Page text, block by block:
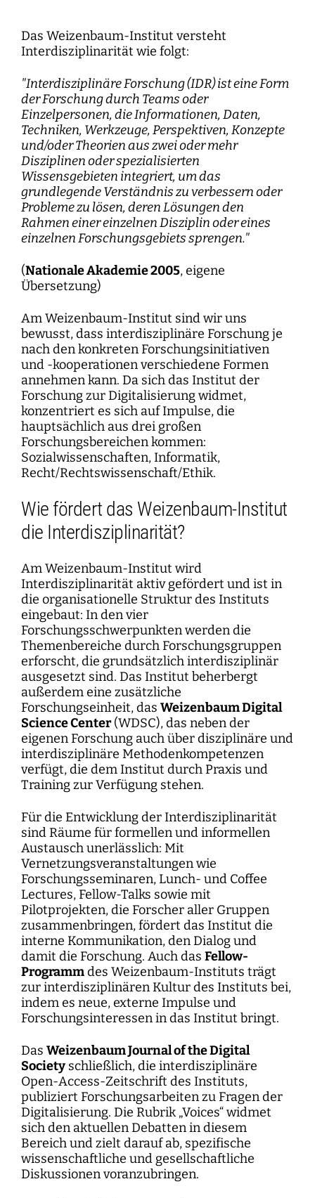
Dynamiken der digitalen Mobilisierung
Bildung für die digitale Welt
Digitalisierung und vernetzte Sicherheit
Sicherheit und Transparenz digitaler
Prozesse
Technik, Macht und Herrschaft
Metaforschung
Weizenbaum Panel
Methodenlab
FORSCHENDE
Forschende
Principal Investigators
Fellowships
WEITERE SEITEN
Forschungsprojekte
Open-Access-Publikationsfonds
Das Forschungsprogramm der Aufbauphase
Zusammenhalt in der vernetzten Gesellschaft
Policy Roundtables
Open-Access-Publikationsfonds
Institutsrat
Kuratorium
Beirat
Netzwerk
Transfer und Dialog
Kommunikation
Personal
Finanzen
IT
Stellenangebote
Presse
Newsletter
Das Weizenbaum-Institut versteht
Interdisziplinarität wie folgt:
"Interdisziplinäre Forschung (IDR) ist eine Form
der Forschung durch Teams oder
Einzelpersonen, die Informationen, Daten,
Techniken, Werkzeuge, Perspektiven, Konzepte
und/oder Theorien aus zwei oder mehr
Disziplinen oder spezialisierten
Wissensgebieten integriert, um das
grundlegende Verständnis zu verbessern oder
Probleme zu lösen, deren Lösungen den
Rahmen einer einzelnen Disziplin oder eines
einzelnen Forschungsgebiets sprengen."
(Nationale Akademie 2005, eigene
Übersetzung)
Am Weizenbaum-Institut sind wir uns
bewusst, dass interdisziplinäre Forschung je
nach den konkreten Forschungsinitiativen
und -kooperationen verschiedene Formen
annehmen kann. Da sich das Institut der
Forschung zur Digitalisierung widmet,
konzentriert es sich auf Impulse, die
hauptsächlich aus drei großen
Forschungsbereichen kommen:
Sozialwissenschaften, Informatik,
Recht/Rechtswissenschaft/Ethik.
Wie fördert das Weizenbaum-Institut
die Interdisziplinarität?
Am Weizenbaum-Institut wird
Interdisziplinarität aktiv gefördert und ist in
die organisationelle Struktur des Instituts
eingebaut: In den vier
Forschungsschwerpunkten werden die
Themenbereiche durch Forschungsgruppen
erforscht, die grundsätzlich interdisziplinär
ausgesetzt sind. Das Institut beherbergt
außerdem eine zusätzliche
Forschungseinheit, das Weizenbaum Digital
Science Center(WDSC), das neben der
eigenen Forschung auch über disziplinäre und
interdisziplinäre Methodenkompetenzen
verfügt, die dem Institut durch Praxis und
Training zur Verfügung stehen.
Für die Entwicklung der Interdisziplinarität
sind Räume für formellen und informellen
Austausch unerlässlich: Mit
Vernetzungsveranstaltungen wie
Forschungsseminaren, Lunch- und Coffee
Lectures, Fellow-Talks sowie mit
Pilotprojekten, die Forscher aller Gruppen
zusammenbringen, fördert das Institut die
interne Kommunikation, den Dialog und
damit die Forschung. Auch das Fellow-
Programmdes Weizenbaum-Instituts trägt
zur interdisziplinären Kultur des Instituts bei,
indem es neue, externe Impulse und
Forschungsinteressen in das Institut bringt.
Das Weizenbaum Journal of the Digital
Society schließlich, die interdisziplinäre
Open-Access-Zeitschrift des Instituts,
publiziert Forschungsarbeiten zu Fragen der
Digitalisierung. Die Rubrik „Voices“ widmet
sich den aktuellen Debatten in diesem
Bereich und zielt darauf ab, spezifische
wissenschaftliche und gesellschaftliche
Diskussionen voranzubringen.